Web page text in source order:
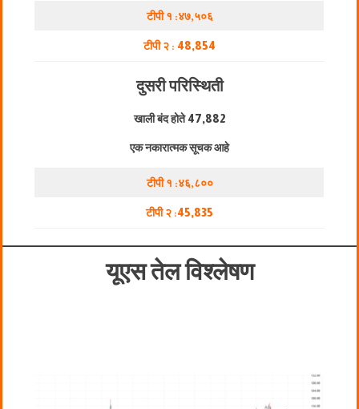
टीपी १ :४७,५०६
टीपी २ : 48,854
दुसरी परिस्थिती
खाली बंद होते47,882
एक नकारात्मक सूचक आहे
टीपी १ :४६,८००
टीपी २ :45,835
यूएस तेल विश्लेषण